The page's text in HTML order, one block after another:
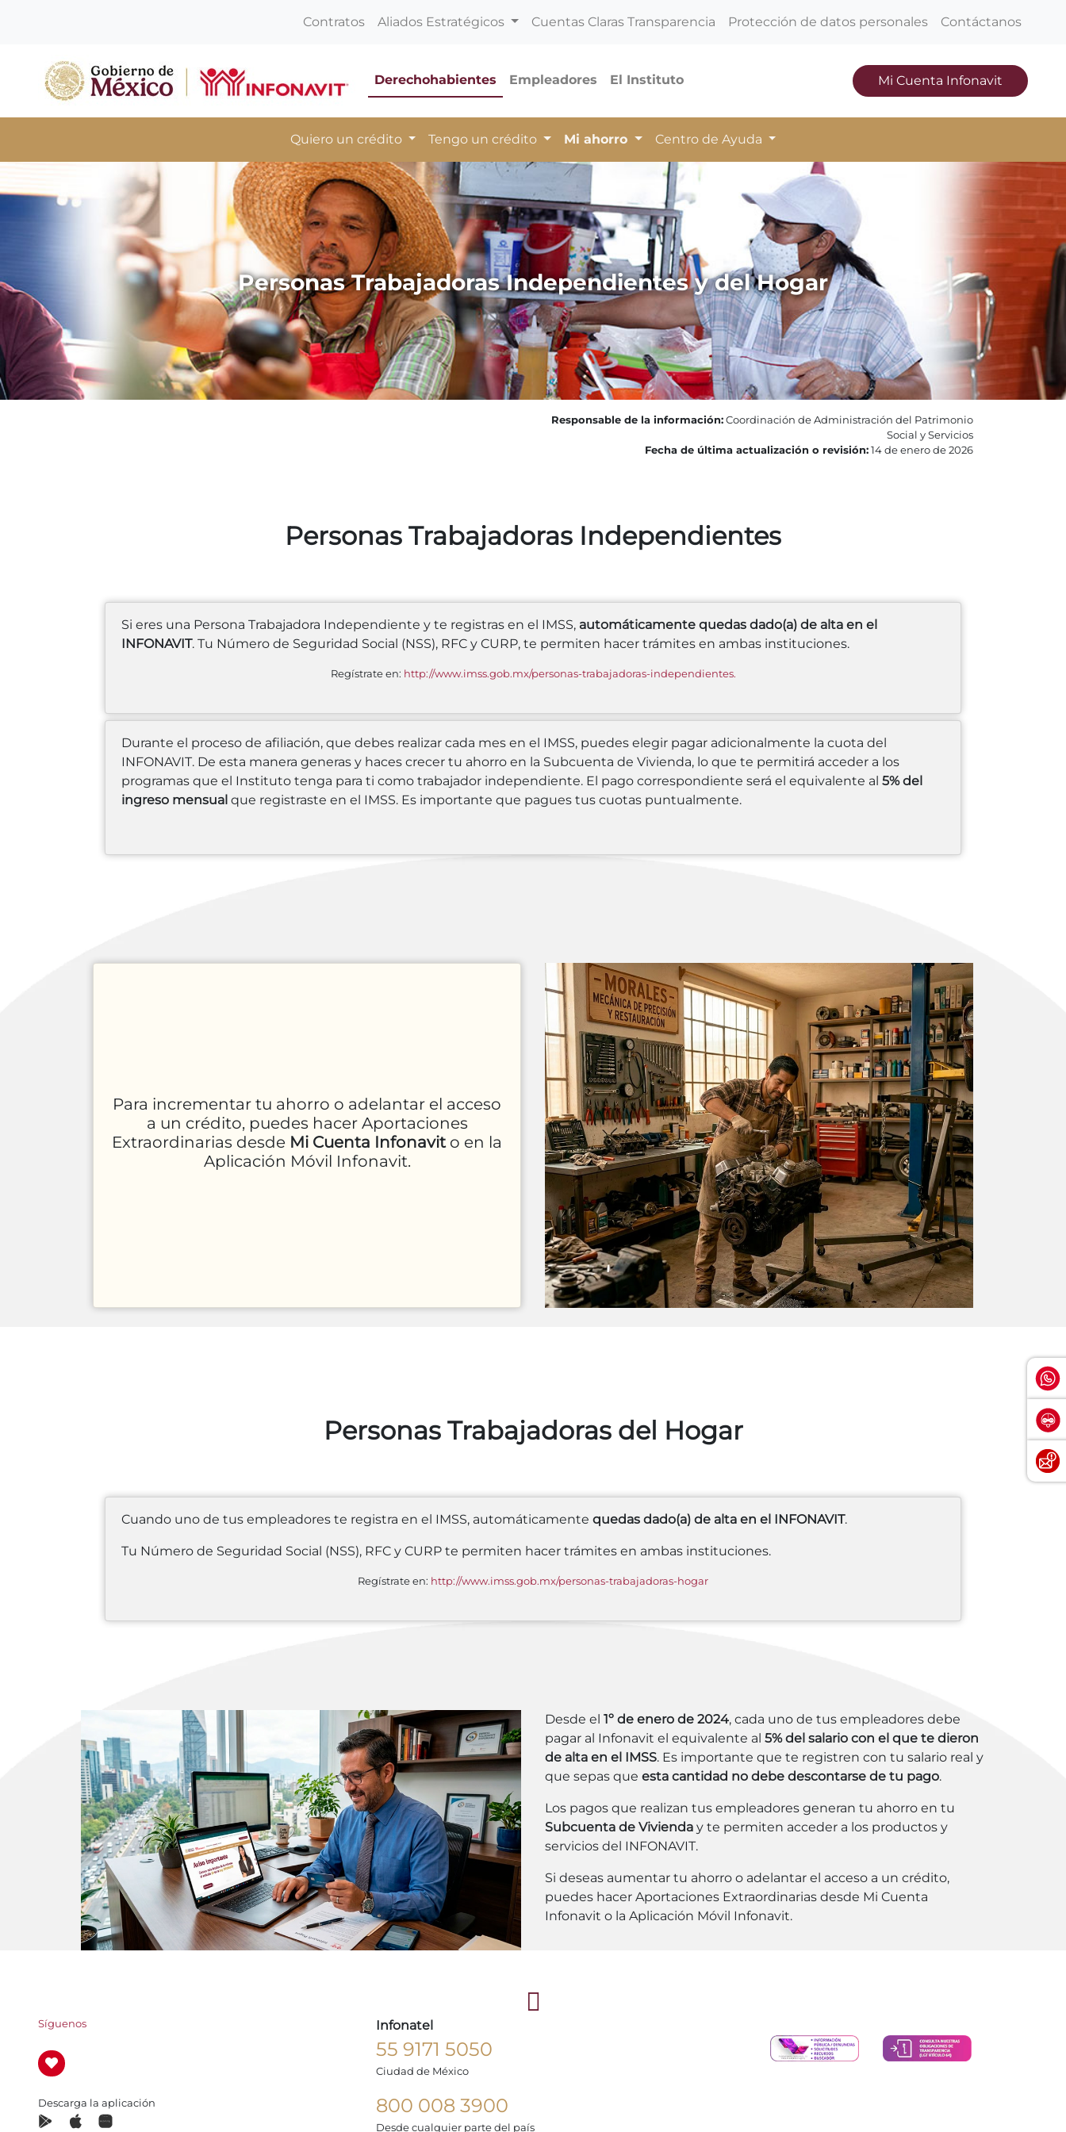
Contratos Aliados Estratégicos Cuentas Claras Transparencia Protección de datos personales Contáctanos
Derechohabientes Empleadores El Instituto Mi Cuenta Infonavit
Quiero un crédito Tengo un crédito Mi ahorro Centro de Ayuda
Personas Trabajadoras Independientes y del Hogar
Responsable de la información: Coordinación de Administración del Patrimonio
Social y Servicios
Fecha de última actualización o revisión: 14 de enero de 2026
Personas Trabajadoras Independientes
Si eres una Persona Trabajadora Independiente y te registras en el IMSS, automáticamente quedas dado(a) de alta en el
INFONAVIT. Tu Número de Seguridad Social (NSS), RFC y CURP, te permiten hacer trámites en ambas instituciones.
Regístrate en: http://www.imss.gob.mx/personas-trabajadoras-independientes.
Durante el proceso de afiliación, que debes realizar cada mes en el IMSS, puedes elegir pagar adicionalmente la cuota del
INFONAVIT. De esta manera generas y haces crecer tu ahorro en la Subcuenta de Vivienda, lo que te permitirá acceder a los
programas que el Instituto tenga para ti como trabajador independiente. El pago correspondiente será el equivalente al 5% del
ingreso mensual que registraste en el IMSS. Es importante que pagues tus cuotas puntualmente.
Para incrementar tu ahorro o adelantar el acceso
a un crédito, puedes hacer Aportaciones
Extraordinarias desde Mi Cuenta Infonavito en la
Aplicación Móvil Infonavit.
Personas Trabajadoras del Hogar
Cuando uno de tus empleadores te registra en el IMSS, automáticamente quedas dado(a) de alta en el INFONAVIT.
Tu Número de Seguridad Social (NSS), RFC y CURP te permiten hacer trámites en ambas instituciones.
Regístrate en: http://www.imss.gob.mx/personas-trabajadoras-hogar
Desde el 1º de enero de 2024, cada uno de tus empleadores debe
pagar al Infonavit el equivalente al 5% del salario con el que te dieron
de alta en el IMSS. Es importante que te registren con tu salario real y
que sepas que esta cantidad no debe descontarse de tu pago.
Los pagos que realizan tus empleadores generan tu ahorro en tu
Subcuenta de Vivienda y te permiten acceder a los productos y
servicios del INFONAVIT.
Si deseas aumentar tu ahorro o adelantar el acceso a un crédito,
puedes hacer Aportaciones Extraordinarias desde Mi Cuenta
Infonavit o la Aplicación Móvil Infonavit.
Síguenos
Descarga la aplicación
Infonatel
55 9171 5050
Ciudad de México
800 008 3900
Desde cualquier parte del país